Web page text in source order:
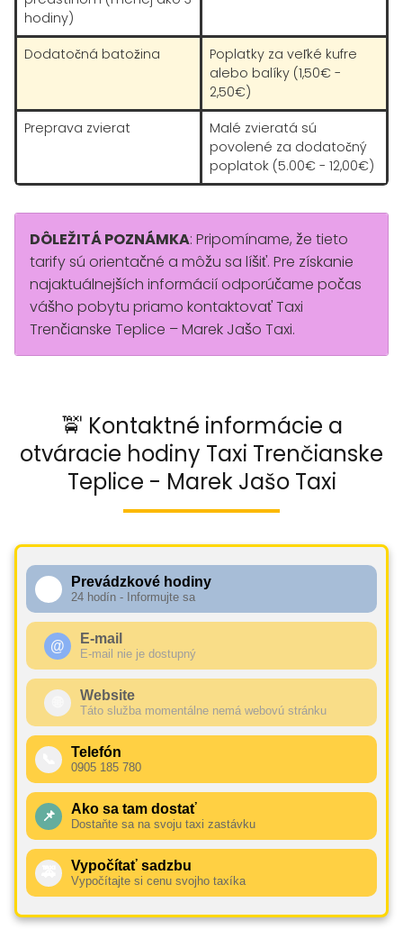
hodiny)
Dodatočná batožina
Poplatky za veľké kufre
alebo balíky (1,50€ -
2,50€)
Preprava zvierat
Malé zvieratá sú
povolené za dodatočný
poplatok (5.00€ - 12,00€)
DÔLEŽITÁ POZNÁMKA: Pripomíname, že tieto
tarify sú orientačné a môžu sa líšiť. Pre získanie
najaktuálnejších informácií odporúčame počas
vášho pobytu priamo kontaktovať Taxi
Trenčianske Teplice – Marek Jašo Taxi.
🚖 Kontaktné informácie a
otváracie hodiny Taxi Trenčianske
Teplice - Marek Jašo Taxi
Prevádzkové hodiny
24 hodín - Informujte sa
@ E-mail
E-mail nie je dostupný
Website
Táto služba momentálne nemá webovú stránku
Telefón
0905 185 780
📌 Ako sa tam dostať
Dostaňte sa na svoju taxi zastávku
Vypočítať sadzbu
Vypočítajte si cenu svojho taxíka